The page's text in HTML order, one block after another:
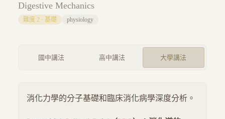
Digestive Mechanics
難度 2 · 基礎 physiology
國中講法 高中講法 大學講法
消化力學的分子基礎和臨床消化病學深度分析。